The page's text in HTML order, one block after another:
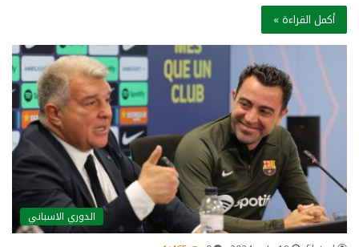
أكمل القراءة »
الدوري الاسباني